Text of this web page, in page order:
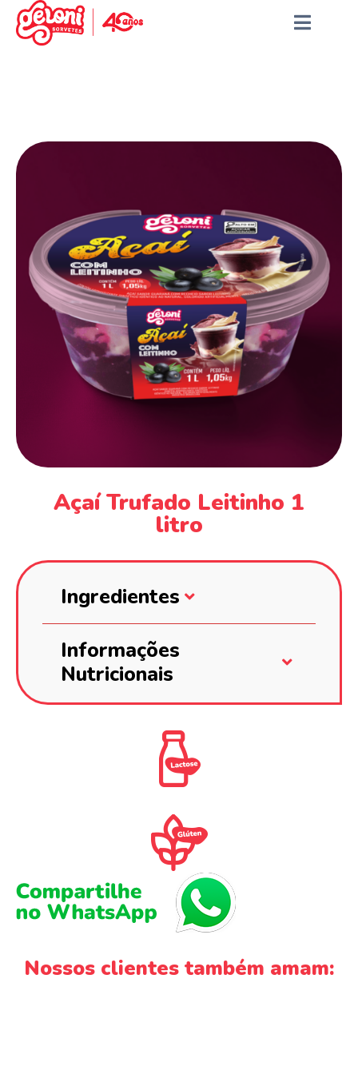
Açaí Trufado Leitinho 1
litro
Ingredientes
Informações
Nutricionais
Nossos clientes também amam: